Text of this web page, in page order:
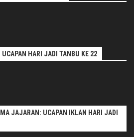
UCAPAN HARI JADI TANBU KE 22
JAJARAN: UCAPAN IKLAN HARI JADI